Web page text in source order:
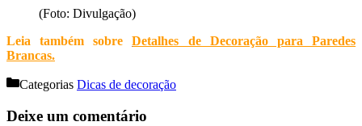
(Foto: Divulgação)
Leia também sobreDetalhes de Decoração para Paredes
Brancas.
Categorias Dicas de decoração
Deixe um comentário